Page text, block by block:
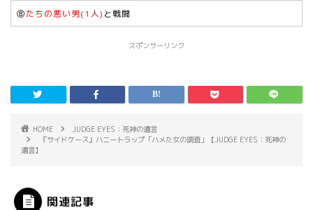
⑧たちの悪い男(1人) と戦闘
スポンサーリンク
HOME
JUDGE EYES：死神の遺言
『サイドケース』ハニートラップ「ハメた女の調査」【JUDGE EYES：死神の
遺言】
関連記事